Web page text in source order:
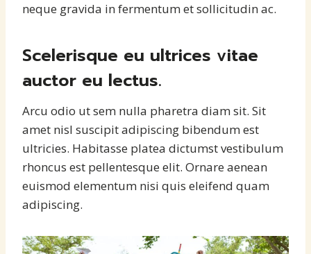
neque gravida in fermentum et sollicitudin ac.
Scelerisque eu ultrices vitae
auctor eu lectus.
Arcu odio ut sem nulla pharetra diam sit. Sit
amet nisl suscipit adipiscing bibendum est
ultricies. Habitasse platea dictumst vestibulum
rhoncus est pellentesque elit. Ornare aenean
euismod elementum nisi quis eleifend quam
adipiscing.